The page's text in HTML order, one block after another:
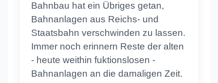
Bahnbau hat ein Übriges getan,
Bahnanlagen aus Reichs- und
Staatsbahn verschwinden zu lassen.
Immer noch erinnern Reste der alten
- heute weithin fuktionslosen -
Bahnanlagen an die damaligen Zeit.